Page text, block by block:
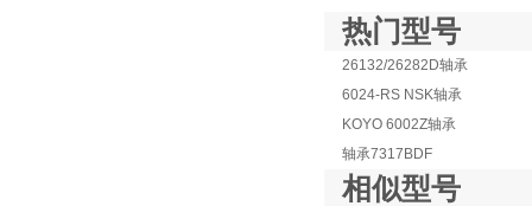
热门型号
26132/26282D轴承
6024-RS NSK轴承
KOYO 6002Z轴承
轴承7317BDF
相似型号